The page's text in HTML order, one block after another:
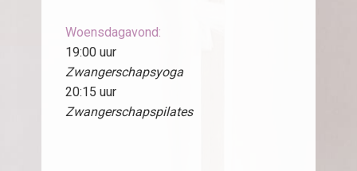
Woensdagavond:
19:00 uur
Zwangerschapsyoga
20:15 uur
Zwangerschapspilates